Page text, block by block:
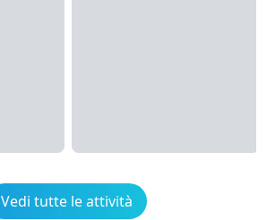
Vedi tutte le attività